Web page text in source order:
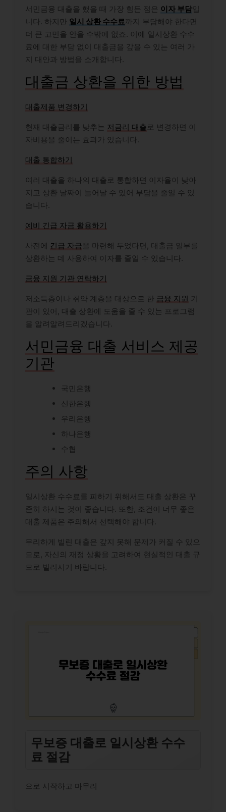
서민금융 대출을 했을 때 가장 힘든 점은 이자 부담입
니다. 하지만 일시 상환 수수료까지 부담해야 한다면
더 큰 고민을 안을 수밖에 없죠. 이에 일시상환 수수
료에 대한 부담 없이 대출금을 갚을 수 있는 여러 가
지 대안과 방법을 소개합니다.
대출금 상환을 위한 방법
대출제품 변경하기
현재 대출금리를 낮추는 저금리 대출 로 변경하면 이
자비용을 줄이는 효과가 있습니다.
대출 통합하기
여러 대출을 하나의 대출로 통합하면 이자율이 낮아
지고 상환 날짜이 늘어날 수 있어 부담을 줄일 수 있
습니다.
예비 긴급 자금 활용하기
사전에 긴급 자금을 마련해 두었다면, 대출금 일부를
상환하는 데 사용하여 이자를 줄일 수 있습니다.
금융 지원 기관 연락하기
저소득층이나 취약 계층을 대상으로 한 금융 지원 기
관이 있어, 대출 상환에 도움을 줄 수 있는 프로그램
을 알려알려드리겠습니다.
서민금융 대출 서비스 제공
기관
국민은행
신한은행
우리은행
하나은행
수협
주의 사항
일시상환 수수료를 피하기 위해서도 대출 상환은 꾸
준히 하시는 것이 좋습니다. 또한, 조건이 너무 좋은
대출 제품은 주의해서 선택해야 합니다.
무리하게 빌린 대출은 갚지 못해 문제가 커질 수 있으
므로, 자신의 재정 상황을 고려하여 현실적인 대출 규
모로 빌리시기 바랍니다.
무보증 대출로 일시상환 수수
료 절감
으로 시작하고 마무리